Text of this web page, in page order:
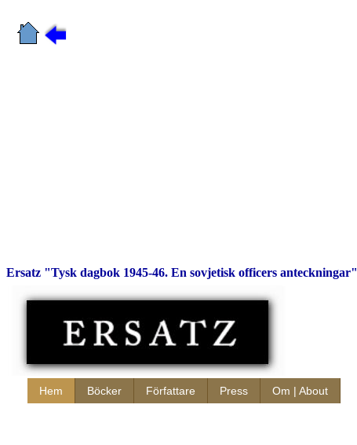
Ersatz "Tysk dagbok 1945-46. En sovjetisk officers anteckningar"
Hem Böcker Författare Press Om | About